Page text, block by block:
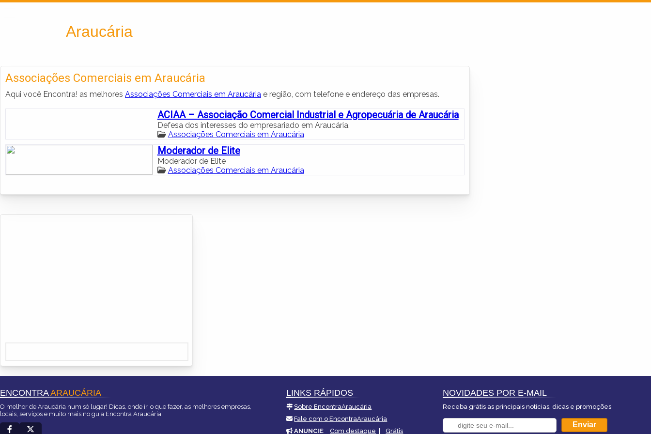
Araucária
Associações Comerciais em Araucária
Aqui você Encontra! as melhores Associações Comerciais em Araucária e região, com telefone e endereço das empresas.
ACIAA – Associação Comercial Industrial e Agropecuária de Araucária
Defesa dos interesses do empresariado em Araucária.
Associações Comerciais em Araucária
Moderador de Elite
Moderador de Elite
Associações Comerciais em Araucária
ENCONTRAARAUCÁRIA
O melhor de Araucária num só lugar! Dicas, onde ir, o que fazer, as melhores empresas,
locais, serviços e muito mais no guia Encontra Araucária.
LINKS RÁPIDOS
Sobre EncontraAraucária
Fale com o EncontraAraucária
ANUNCIE: Com destaque | Grátis
NOVIDADES POR E-MAIL
Receba grátis as principais notícias, dicas e promoções